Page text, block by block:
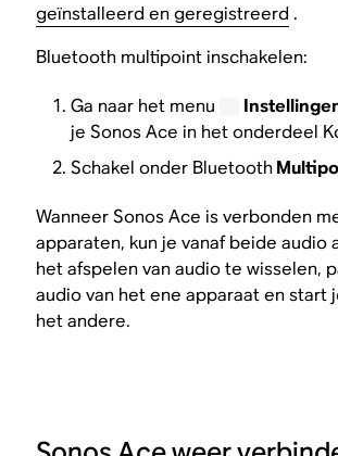
geïnstalleerd en geregistreerd .
Bluetooth multipoint inschakelen:
Ga naar het menu
je Sonos Ace in het onderdeel
Schakel onder Bluetooth
Wanneer Sonos Ace is verbonden
apparaten, kun je vanaf beide audio
het afspelen van audio te wisselen,
audio van het ene apparaat en start
het andere.